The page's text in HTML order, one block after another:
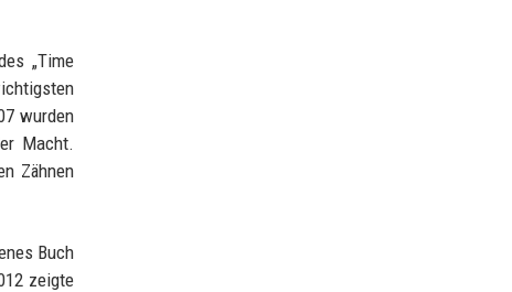
„Time
wurden
Macht.
Zähnen
Buch
zeigte